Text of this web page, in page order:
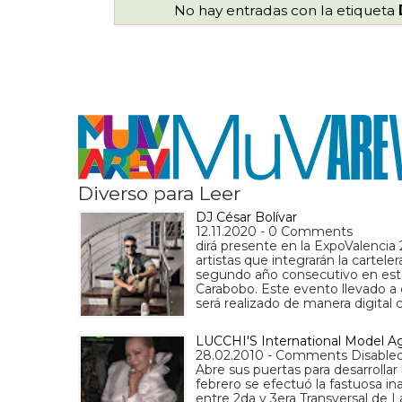
No hay entradas con la etiqueta
Diverso para Leer
DJ César Bolívar
12.11.2020 - 0 Comments
dirá presente en la
artistas que integrarán la
segundo año consecutivo en
Carabobo. Este evento llevado
será realizado de manera digital
LUCCHI'S International Model
28.02.2010 - Comments
Abre sus puertas para
febrero se efectuó la fastuosa
entre 2da y 3era Transversal de